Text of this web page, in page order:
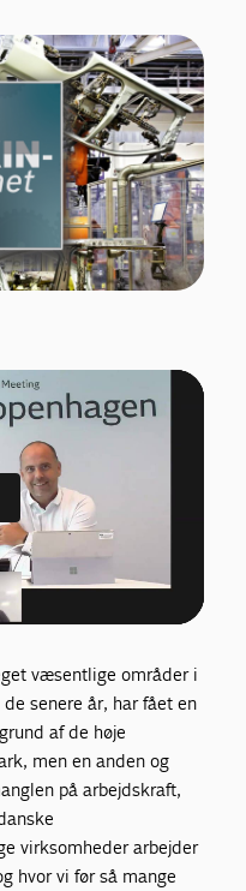
væsentlige områder i
senere år, har fået en
af de høje
men en anden og
på arbejdskraft,
virksomheder arbejder
hvor vi før så mange